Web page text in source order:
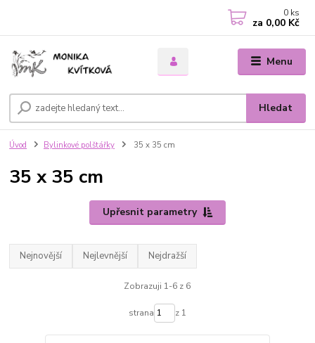
Menu
Hledat
0 ks
za 0,00 Kč
Úvod Bylinkové polštářky 35 x 35 cm
35 x 35 cm
Upřesnit parametry
Nejnovější Nejlevnější Nejdražší
Zobrazuji 1-6 z 6
strana z 1